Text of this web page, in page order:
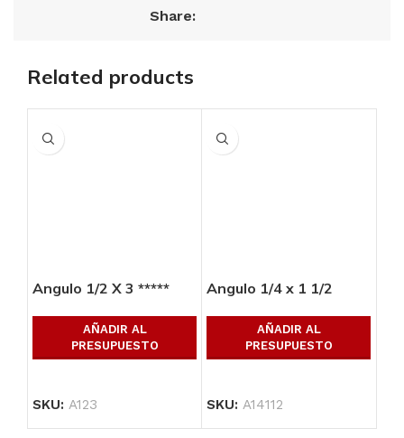
Share:
Related products
Angulo 1/2 X 3 *****
AÑADIR AL
PRESUPUESTO
SKU: A123
Angulo 1/4 x 1 1/2
AÑADIR AL
PRESUPUESTO
SKU: A14112